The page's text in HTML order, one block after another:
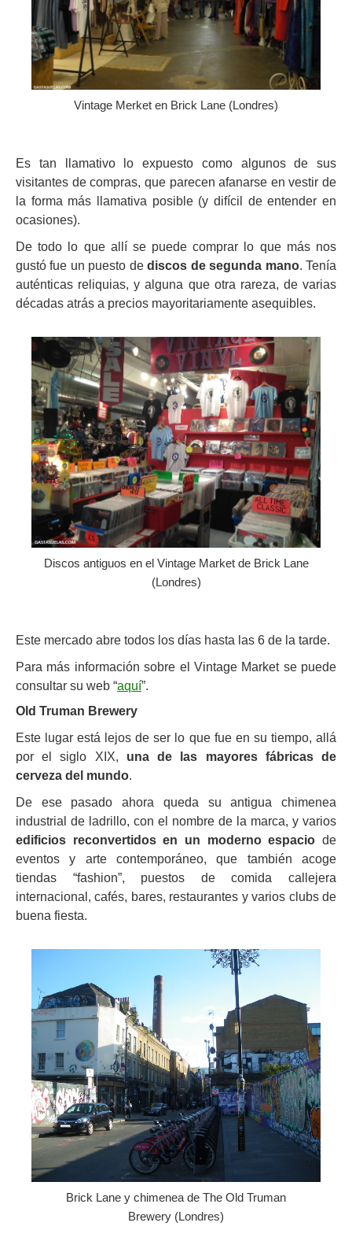
Vintage Merket en Brick Lane (Londres)
Es tan llamativo lo expuesto como algunos de sus
visitantes de compras, que parecen afanarse en vestir de
la forma más llamativa posible (y difícil de entender en
ocasiones).
De todo lo que allí se puede comprar lo que más nos
gustó fue un puesto dediscos de segunda mano. Tenía
auténticas reliquias, y alguna que otra rareza, de varias
décadas atrás a precios mayoritariamente asequibles.
Discos antiguos en el Vintage Market de Brick Lane
(Londres)
Este mercado abre todos los días hasta las 6 de la tarde.
Para más información sobre el Vintage Market se puede
consultar su web “aquí”.
Old Truman Brewery
Este lugar está lejos de ser lo que fue en su tiempo, allá
por el siglo XIX, una de las mayores fábricas de
cerveza del mundo.
De ese pasado ahora queda su antigua chimenea
industrial de ladrillo, con el nombre de la marca, y varios
edificios reconvertidos en un moderno espacio de
eventos y arte contemporáneo, que también acoge
tiendas “fashion”, puestos de comida callejera
internacional, cafés, bares, restaurantes y varios clubs de
buena fiesta.
Brick Lane y chimenea de The Old Truman
Brewery (Londres)